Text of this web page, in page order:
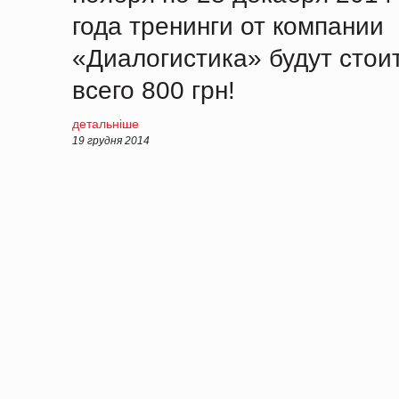
года тренинги от компании
«Диалогистика» будут
всего 800 грн!
детальніше
19 грудня 2014